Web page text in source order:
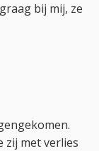
bij mij, ze
zij met verlies